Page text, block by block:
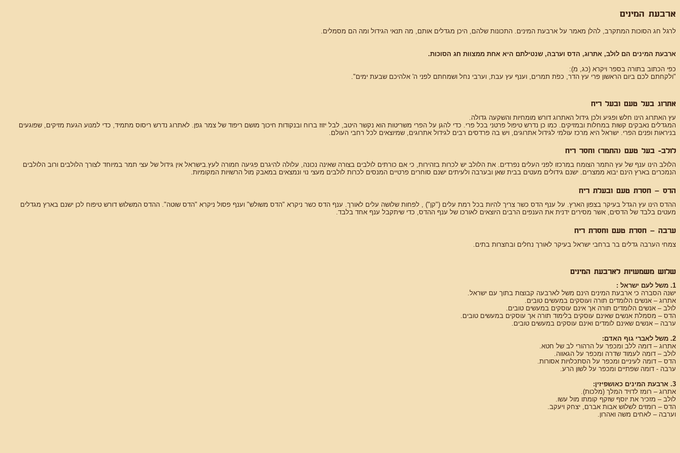
ארבעת המינים
לרגל חג הסוכות המתקרב, להלן מאמר על ארבעת המינים. התכונות שלהם, היכן מגדלים אותם, מה תנאי הגידול ומה הם מסמלים.
ארבעת המינים הם לולב, אתרוג, הדס וערבה, שנטילתם היא אחת ממצוות חג הסוכות.
כפי הכתוב בתורה בספר ויקרא (כג, מ):
"ולקחתם לכם ביום הראשון פרי עץ הדר, כפֹת תמרים, וענף עץ עבת, וערבי נחל ושמחתם לפני ה' אלהיכם שבעת ימים".
אתרוג בעל טעם ובעל ריח
עץ האתרוג הינו חלש ופגיע ולכן גידול האתרוג דורש מומחיות והשקעה גדולה.
המגדלים נאבקים קשות במחלות ובמזיקים. כמו כן נדרש טיפול פרטני בכל פרי. כדי להגן על הפרי משריטות הוא נקשר היטב, לבל יזוז ברוח ובנקודות חיכוך מושם ריפוד של צמר גפן. לאתרוג נדרש ריסוס מתמיד, כדי למנוע הגעת מזיקים, שפוגעים
בניראות ופנים הפרי. ישראל היא מרכז עולמי לגידול אתרוגים, ויש בה פרדסים רבים לגידול אתרוגים, שמיוצאים לכל רחבי העולם.
לולב- בעל טעם (התמר) וחסר ריח
הלולב הינו ענף של עץ התמר הצומח במרכזו לפני העלים נפרדים. את הלולב יש לכרות בזהירות, כי אם כורתים לולבים בצורה שאינה נכונה, עלולה להיגרם פגיעה חמורה לעץ.בישראל אין גידול של עצי תמר במיוחד לצורך הלולבים ורוב הלולבים
הנמכרים בארץ הינם יבוא ממצרים. ישנם גידולים מעטים בבית שאן ובערבה ולעיתים ישנם סוחרים פרטיים המנסים לכרות לולבים מעצי נוי ונמצאים במאבק מול הרשויות המקומיות.
הדס – חסרת טעם ובעלת ריח
ההדס הינו עץ הגדל בעיקר בצפון הארץ. על ענף הדס כשר צריך להיות בכל רמת עלים ("קן") , לפחות שלושה עלים לאורך. ענף הדס כשר ניקרא "הדס משולש" וענף פסול ניקרא "הדס שוטה". ההדס המשלוש דורש טיפוח לכן ישנם בארץ מגדלים
מעטים בלבד של הדסים, אשר מסירים ידנית את הענפים הרבים היוצאים לאורכו של ענף ההדס, כדי שיתקבל ענף אחד בלבד.
ערבה – חסרת טעם וחסרת ריח
צמחי הערבה גדלים בר ברחבי ישראל בעיקר לאורך נחלים ובחצרות בתים.
שלוש משמעויות לארבעת המינים
1. משל לעם ישראל :
ישנה הסברה כי ארבעת המינים הינם משל לארבעה קבוצות בתוך עם ישראל.
אתרוג – אנשים הלומדים תורה ועוסקים במעשים טובים.
לולב – אנשים הלומדים תורה אך אינם עוסקים במעשים טובים.
הדס – מסמלת אנשים שאינם עוסקים בלימוד תורה אך עוסקים במעשים טובים.
ערבה – אנשים שאינם לומדים ואינם עוסקים במעשים טובים.
2. משל לאברי גוף האדם:
אתרוג – דומה ללב ומכפר על הרהורי לב של חטא.
לולב – דומה לעמוד שדרה ומכפר על הגאווה.
הדס – דומה לעיניים ומכפר על הסתכלויות אסורות.
ערבה - דומה שפתיים ומכפר על לשון הרע.
3. ארבעת המינים כאושפיזין:
אתרוג – רומז לדויד המלך (מלכות).
לולב – מזכיר את יוסף שזקף קומתו מול עשו.
הדס – רומזים לשלוש אבות אברם, יצחק ויעקב.
וערבה – לאחים משה ואהרון.